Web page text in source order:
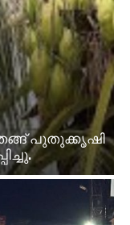
പുതുക്കൃഷി